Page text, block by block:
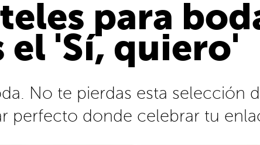
para
el 'Sí, quiero'
No te pierdas esta selección
perfecto donde celebrar tu